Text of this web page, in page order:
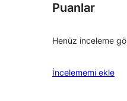
Puanlar
Henüz inceleme
İncelememi ekle